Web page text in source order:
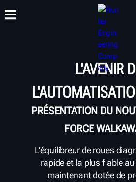
ASSISTANCE
FORMATION
L'AVENIR
PRÉSENTATION DU
FORCE
L'équilibreur de roues
rapide et la plus fiable
maintenant dotée de